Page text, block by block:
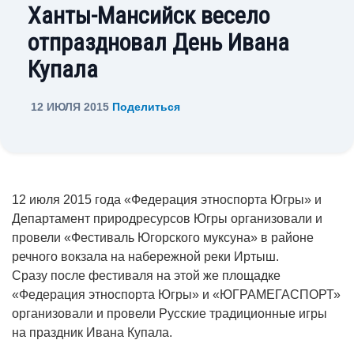
Ханты-Мансийск весело
отпраздновал День Ивана
Купала
12 ИЮЛЯ 2015 Поделиться
12 июля 2015 года «Федерация этноспорта Югры» и
Департамент природресурсов Югры организовали и
провели «Фестиваль Югорского муксуна» в районе
речного вокзала на набережной реки Иртыш.
Сразу после фестиваля на этой же площадке
«Федерация этноспорта Югры» и «ЮГРАМЕГАСПОРТ»
организовали и провели Русские традиционные игры
на праздник Ивана Купала.